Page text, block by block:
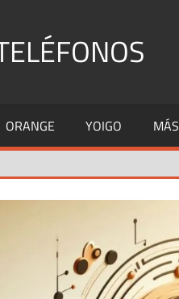
ORANGE YOIGO